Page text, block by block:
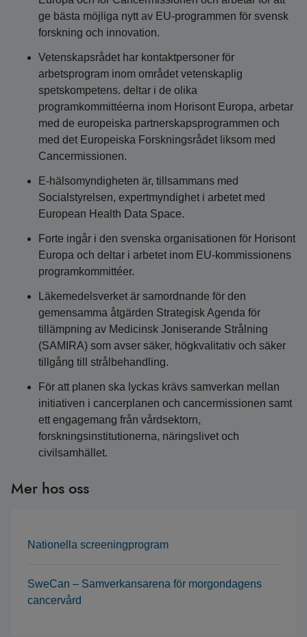
ge bästa möjliga nytt av EU-programmen för svensk
forskning och innovation.
Vetenskapsrådet har kontaktpersoner för
arbetsprogram inom området vetenskaplig
spetskompetens. deltar i de olika
programkommittéerna inom Horisont Europa, arbetar
med de europeiska partnerskapsprogrammen och
med det Europeiska Forskningsrådet liksom med
Cancermissionen.
E-hälsomyndigheten är, tillsammans med
Socialstyrelsen, expertmyndighet i arbetet med
European Health Data Space.
Forte ingår i den svenska organisationen för Horisont
Europa och deltar i arbetet inom EU-kommissionens
programkommittéer.
Läkemedelsverket är samordnande för den
gemensamma åtgärden Strategisk Agenda för
tillämpning av Medicinsk Joniserande Strålning
(SAMIRA) som avser säker, högkvalitativ och säker
tillgång till strålbehandling.
För att planen ska lyckas krävs samverkan mellan
initiativen i cancerplanen och cancermissionen samt
ett engagemang från vårdsektorn,
forskningsinstitutionerna, näringslivet och
civilsamhället.
Mer hos oss
Nationella screeningprogram
SweCan – Samverkansarena för morgondagens
cancervård